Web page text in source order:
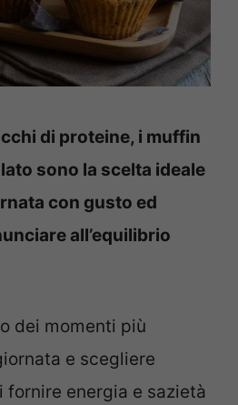
di proteine, i muffin
sono la scelta ideale
con gusto ed
all’equilibrio
dei momenti più
e scegliere
energia e sazietà